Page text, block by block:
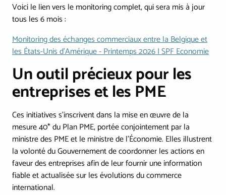
Voici le lien vers le monitoring complet, qui sera mis à jour
tous les 6 mois :
Monitoring des échanges commerciaux entre la Belgique et
les États-Unis d’Amérique - Printemps 2026 | SPF Economie
Un outil précieux pour les
entreprises et les PME
Ces initiatives s'inscrivent dans la mise en œuvre de la
mesure 40* du Plan PME, portée conjointement par la
ministre des PME et le ministre de l'Économie. Elles illustrent
la volonté du Gouvernement de coordonner les actions en
faveur des entreprises afin de leur fournir une information
fiable et actualisée sur les évolutions du commerce
international.